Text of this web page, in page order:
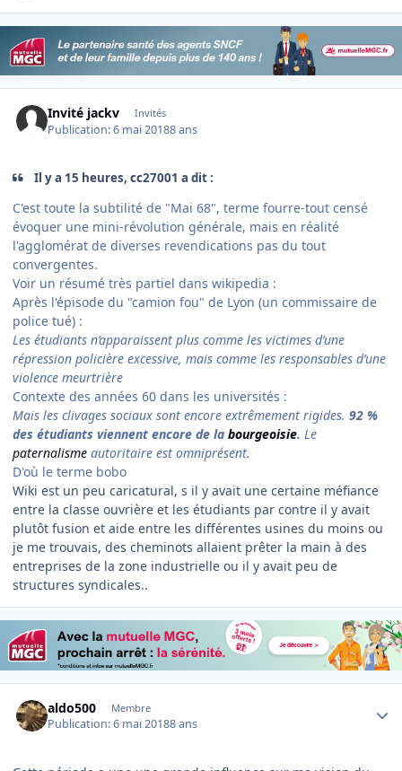
Invité jackv Invités
Publication:6 mai 20188 ans
Il y a 15 heures, cc27001 a dit :
C'est toute la subtilité de "Mai 68", terme fourre-tout censé
évoquer une mini-révolution générale, mais en réalité
l'agglomérat de diverses revendications pas du tout
convergentes.
Voir un résumé très partiel dans wikipedia :
Après l'épisode du "camion fou" de Lyon (un commissaire de
police tué) :
Les étudiants n’apparaissent plus comme les victimes d’une
répression policière excessive, mais comme les responsables d’une
violence meurtrière
Contexte des années 60 dans les universités :
Mais les clivages sociaux sont encore extrêmement rigides. 92 %
des étudiants viennent encore de la bourgeoisie. Le
paternalisme autoritaire est omniprésent.
D'où le terme bobo
Wiki est un peu caricatural, s il y avait une certaine méfiance
entre la classe ouvrière et les étudiants par contre il y avait
plutôt fusion et aide entre les différentes usines du moins ou
je me trouvais, des cheminots allaient prêter la main à des
entreprises de la zone industrielle ou il y avait peu de
structures syndicales..
aldo500 Membre
Publication:6 mai 20188 ans